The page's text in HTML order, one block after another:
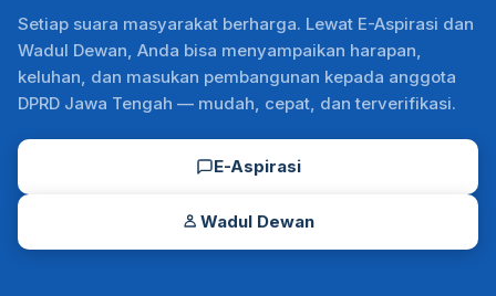
Setiap suara masyarakat berharga. Lewat E-Aspirasi dan
Wadul Dewan, Anda bisa menyampaikan harapan,
keluhan, dan masukan pembangunan kepada anggota
DPRD Jawa Tengah — mudah, cepat, dan terverifikasi.
E-Aspirasi
Wadul Dewan